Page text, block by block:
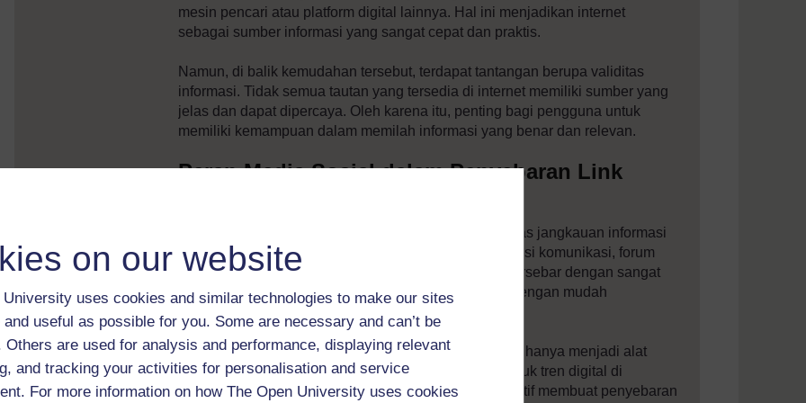
on our website
University uses cookies and similar technologies to make our sites
useful as possible for you. Some are necessary and can’t be
Others are used for analysis and performance, displaying relevant
and tracking your activities for personalisation and service
For more information on how The Open University uses cookies
mesin pencari atau platform digital lainnya. Hal ini menjadikan internet
sebagai sumber informasi yang sangat cepat dan praktis.
Namun, di balik kemudahan tersebut, terdapat tantangan berupa validitas
informasi. Tidak semua tautan yang tersedia di internet memiliki sumber yang
jelas dan dapat dipercaya. Oleh karena itu, penting bagi pengguna untuk
memiliki kemampuan dalam memilah informasi yang benar dan relevan.
Peran Media Sosial dalam Penyebaran Link
Media sosial memiliki peran penting dalam memperluas jangkauan informasi
terkait link togel di dunia digital. Platform seperti aplikasi komunikasi, forum
online, dan jejaring sosial memungkinkan informasi tersebar dengan sangat
cepat. Konten yang dibagikan oleh pengguna dapat dengan mudah
menjangkau audiens yang luas dalam waktu singkat.
Fenomena ini menunjukkan bahwa media sosial tidak hanya menjadi alat
komunikasi, tetapi juga sarana utama dalam membentuk tren digital di
masyarakat modern. Interaksi antar pengguna yang aktif membuat penyebaran